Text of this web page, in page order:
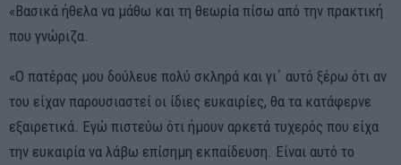
«Βασικά ήθελα να μάθω και τη θεωρία πίσω από την πρακτική
που γνώριζα.
«Ο πατέρας μου δούλευε πολύ σκληρά και γι᾽ αυτό ξέρω ότι αν
του είχαν παρουσιαστεί οι ίδιες ευκαιρίες, θα τα κατάφερνε
εξαιρετικά. Εγώ πιστεύω ότι ήμουν αρκετά τυχερός που είχα
την ευκαιρία να λάβω επίσημη εκπαίδευση. Είναι αυτό το